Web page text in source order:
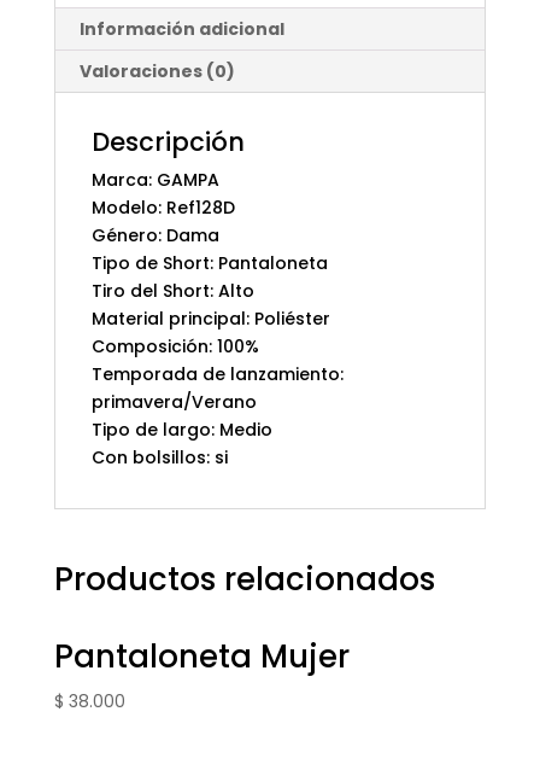
Información adicional
Valoraciones (0)
Descripción
Marca: GAMPA
Modelo: Ref128D
Género: Dama
Tipo de Short: Pantaloneta
Tiro del Short: Alto
Material principal: Poliéster
Composición: 100%
Temporada de lanzamiento:
primavera/Verano
Tipo de largo: Medio
Con bolsillos: si
Productos relacionados
Pantaloneta Mujer
$ 38.000